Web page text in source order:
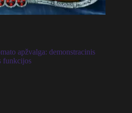
apžvalga: demonstracinis
funkcijos